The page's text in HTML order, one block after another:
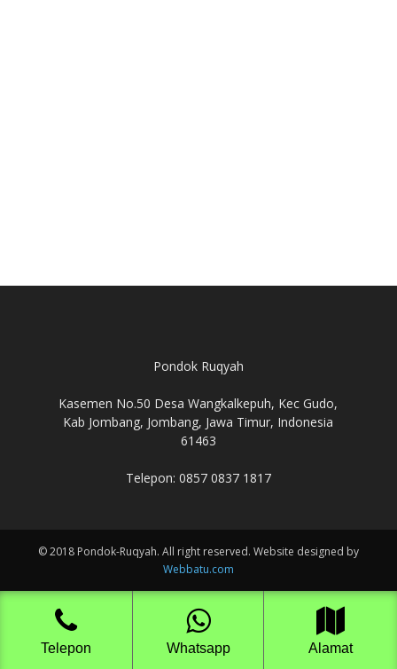
Pondok Ruqyah
Kasemen No.50 Desa Wangkalkepuh, Kec Gudo,
Kab Jombang, Jombang, Jawa Timur, Indonesia
61463
Telepon: 0857 0837 1817
© 2018 Pondok-Ruqyah. All right reserved. Website designed by
Webbatu.com
Telepon Whatsapp Alamat